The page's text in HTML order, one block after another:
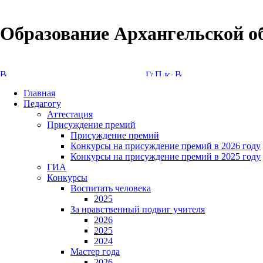
Образование Архангельской
Главная
Педагогу
Аттестация
Присуждение премий
Присуждение премий
Конкурсы на присуждение премий в 2026 году
Конкурсы на присуждение премий в 2025 году
ГИА
Конкурсы
Воспитать человека
2025
За нравственный подвиг учителя
2026
2025
2024
Мастер года